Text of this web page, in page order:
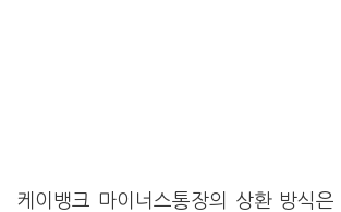
케이뱅크 마이너스통장의 상환 방식은